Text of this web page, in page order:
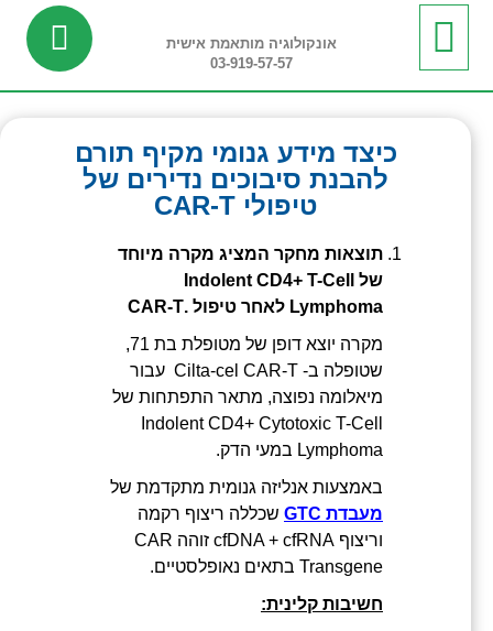
אונקולוגיה מותאמת אישית
03-919-57-57
כיצד מידע גנומי מקיף תורם
להבנת סיבוכים נדירים של
טיפולי CAR-T
תוצאות מחקר המציג מקרה מיוחד
של
Indolent CD4+ T-Cell
Lymphoma לאחר טיפול .CAR-T
מקרה יוצא דופן של מטופלת בת 71,
שטופלה ב- Cilta-cel CAR-T עבור
מיאלומה נפוצה, מתאר התפתחות של
Indolent CD4+ Cytotoxic T-Cell
Lymphoma במעי הדק.
באמצעות אנליזה גנומית מתקדמת של
מעבדת GTC
שכללה ריצוף רקמה
וריצוף cfDNA + cfRNA זוהה CAR
Transgene בתאים נאופלסטיים.
חשיבות קלינית: